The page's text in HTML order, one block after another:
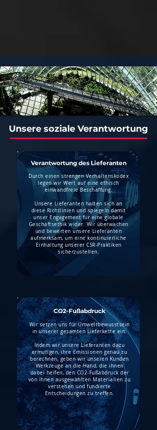
Unsere soziale Verantwortung
Verantwortung des Lieferanten
Durch einen strengen Verhaltenskodex
legen wir Wert auf eine ethisch
einwandfreie Beschaffung.
Unsere Lieferanten halten sich an
diese Richtlinien und spiegeln damit
unser Engagement für eine globale
Geschäftsethik wider. Wir überwachen
und bewerten unsere Lieferanten
aufmerksam, um eine kontinuierliche
Einhaltung unserer CSR-Praktiken
sicherzustellen.
CO2-Fußabdruck
Wir setzen uns für Umweltbewusstsein
in unserer gesamten Lieferkette ein.
Indem wir unsere Lieferanten dazu
ermutigen, ihre Emissionen genau zu
berechnen, geben wir unseren Kunden
Werkzeuge an die Hand, die ihnen
dabei helfen, den CO2-Fußabdruck der
von ihnen ausgewählten Materialien zu
verstehen und fundierte
Entscheidungen zu treffen.